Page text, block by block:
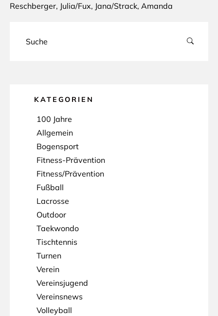
Reschberger, Julia/Fux, Jana/Strack, Amanda
KATEGORIEN
100 Jahre
Allgemein
Bogensport
Fitness-Prävention
Fitness/Prävention
Fußball
Lacrosse
Outdoor
Taekwondo
Tischtennis
Turnen
Verein
Vereinsjugend
Vereinsnews
Volleyball